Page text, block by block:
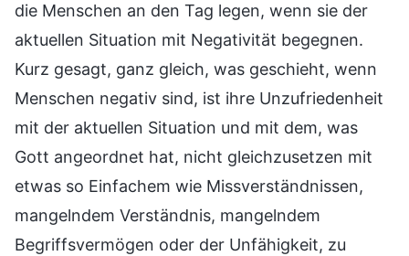
die Menschen an den Tag legen, wenn sie der
aktuellen Situation mit Negativität begegnen.
Kurz gesagt, ganz gleich, was geschieht, wenn
Menschen negativ sind, ist ihre Unzufriedenheit
mit der aktuellen Situation und mit dem, was
Gott angeordnet hat, nicht gleichzusetzen mit
etwas so Einfachem wie Missverständnissen,
mangelndem Verständnis, mangelndem
Begriffsvermögen oder der Unfähigkeit, zu